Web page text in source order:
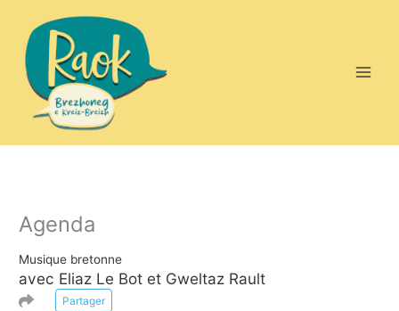
contenu
Agenda
Musique bretonne
avec Eliaz Le Bot et Gweltaz Rault
Partager